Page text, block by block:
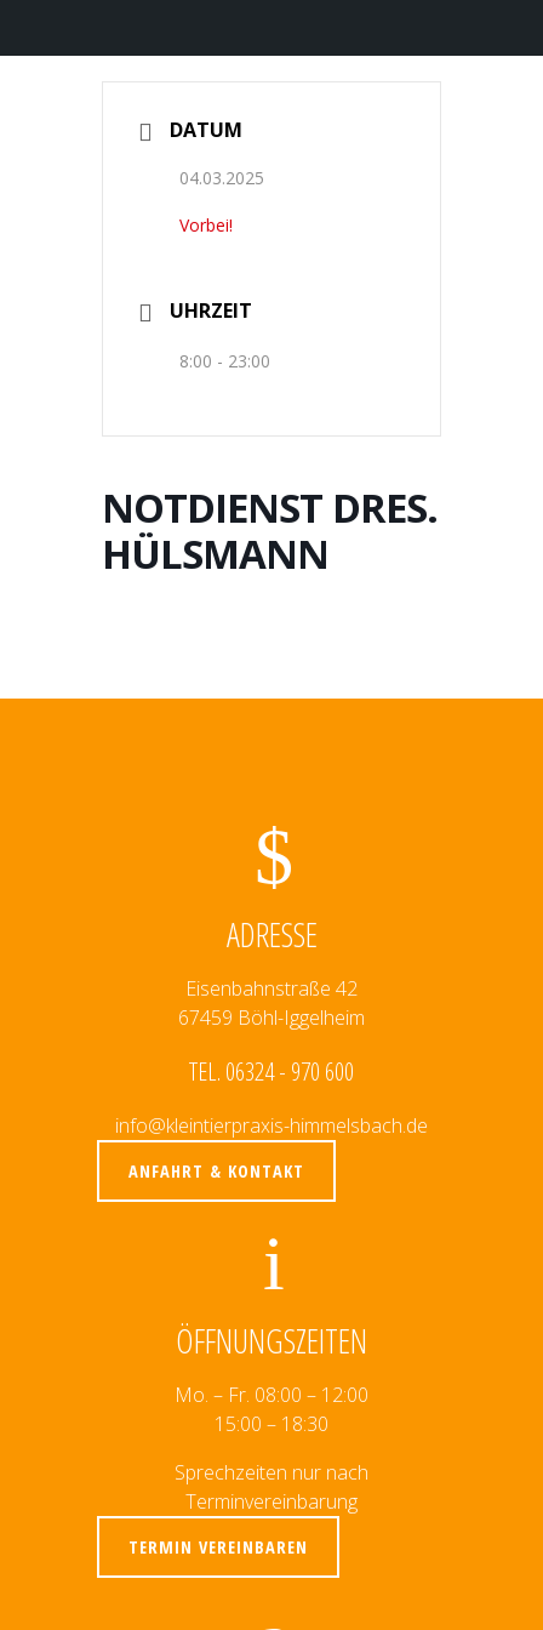
DATUM
04.03.2025
Vorbei!
UHRZEIT
8:00 - 23:00
NOTDIENST DRES.
HÜLSMANN
ADRESSE
Eisenbahnstraße 42
67459 Böhl-Iggelheim
TEL. 06324 - 970 600
info@kleintierpraxis-himmelsbach.de
ANFAHRT & KONTAKT
ÖFFNUNGSZEITEN
Mo. – Fr. 08:00 – 12:00
15:00 – 18:30
Sprechzeiten nur nach
Terminvereinbarung
TERMIN VEREINBAREN